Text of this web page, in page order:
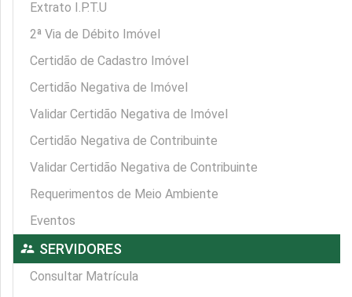
Extrato I.P.T.U
2ª Via de Débito Imóvel
Certidão de Cadastro Imóvel
Certidão Negativa de Imóvel
Validar Certidão Negativa de Imóvel
Certidão Negativa de Contribuinte
Validar Certidão Negativa de Contribuinte
Requerimentos de Meio Ambiente
Eventos
supervisor_account SERVIDORES
Consultar Matrícula